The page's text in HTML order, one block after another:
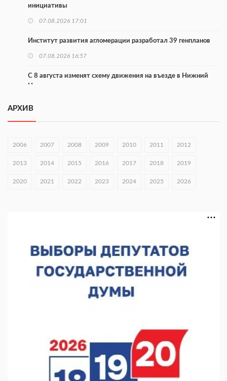
инициативы
07.08.2026 17:01
Институт развития агломерации разработал 39 генпланов
07.08.2026 16:57
С 8 августа изменят схему движения на въезде в Нижний
Новгород
В Нижегородской области прошло заседание АТК и
07.08.2026 14:54
В Чкаловске спустили на воду «Метеор-120Р»
07.08.2026 14:01
В Нижнем Новгороде отметили 70-летие Дня строителя
07.08.2026 12:04
В Нижегородской области созданы четыре ММЦ
07.08.2026 11:46
АРХИВ
2006 2007 2008 2009 2010 2011 2012
2013 2014 2015 2016 2017 2018 2019
2020 2021 2022 2023 2024 2025 2026